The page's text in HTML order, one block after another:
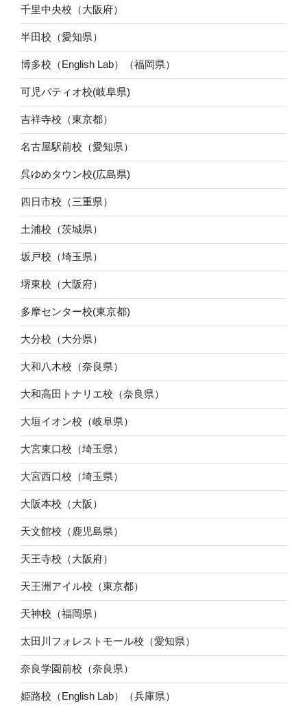
千里中央校（大阪府）
半田校（愛知県）
博多校（English Lab）（福岡県）
可児パティオ校(岐阜県)
吉祥寺校（東京都）
名古屋駅前校（愛知県）
呉ゆめタウン校(広島県)
四日市校（三重県）
土浦校（茨城県）
坂戸校（埼玉県）
堺東校（大阪府）
多摩センター校(東京都)
大分校（大分県）
大和八木校（奈良県）
大和高田トナリエ校（奈良県）
大垣イオン校（岐阜県）
大宮東口校（埼玉県）
大宮西口校（埼玉県）
大阪本校（大阪）
天文館校（鹿児島県）
天王寺校（大阪府）
天王洲アイル校（東京都）
天神校（福岡県）
太田川フォレストモール校（愛知県）
奈良学園前校（奈良県）
姫路校（English Lab）（兵庫県）